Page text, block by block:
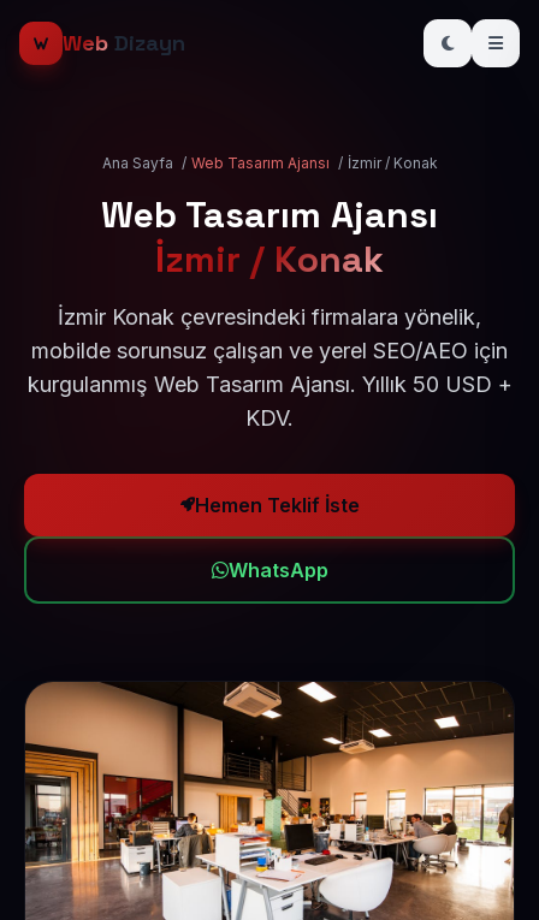
Web Dizayn
Ana Sayfa / Web Tasarım Ajansı / İzmir / Konak
Web Tasarım Ajansı
İzmir / Konak
İzmir Konak çevresindeki firmalara yönelik,
mobilde sorunsuz çalışan ve yerel SEO/AEO için
kurgulanmış Web Tasarım Ajansı. Yıllık 50 USD +
KDV.
Hemen Teklif İste
WhatsApp